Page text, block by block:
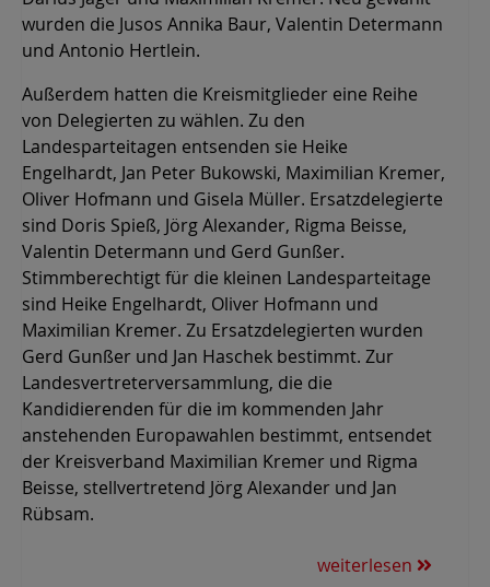
wurden die Jusos Annika Baur, Valentin Determann
und Antonio Hertlein.
Außerdem hatten die Kreismitglieder eine Reihe
von Delegierten zu wählen. Zu den
Landesparteitagen entsenden sie Heike
Engelhardt, Jan Peter Bukowski, Maximilian Kremer,
Oliver Hofmann und Gisela Müller. Ersatzdelegierte
sind Doris Spieß, Jörg Alexander, Rigma Beisse,
Valentin Determann und Gerd Gunßer.
Stimmberechtigt für die kleinen Landesparteitage
sind Heike Engelhardt, Oliver Hofmann und
Maximilian Kremer. Zu Ersatzdelegierten wurden
Gerd Gunßer und Jan Haschek bestimmt. Zur
Landesvertreterversammlung, die die
Kandidierenden für die im kommenden Jahr
anstehenden Europawahlen bestimmt, entsendet
der Kreisverband Maximilian Kremer und Rigma
Beisse, stellvertretend Jörg Alexander und Jan
Rübsam.
weiterlesen